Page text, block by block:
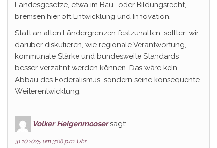
Landesgesetze, etwa im Bau- oder Bildungsrecht,
bremsen hier oft Entwicklung und Innovation.
Statt an alten Ländergrenzen festzuhalten, sollten wir
darüber diskutieren, wie regionale Verantwortung,
kommunale Stärke und bundesweite Standards
besser verzahnt werden können. Das wäre kein
Abbau des Föderalismus, sondern seine konsequente
Weiterentwicklung.
Volker Heigenmooser sagt:
31.10.2025 um 3:06 p.m. Uhr